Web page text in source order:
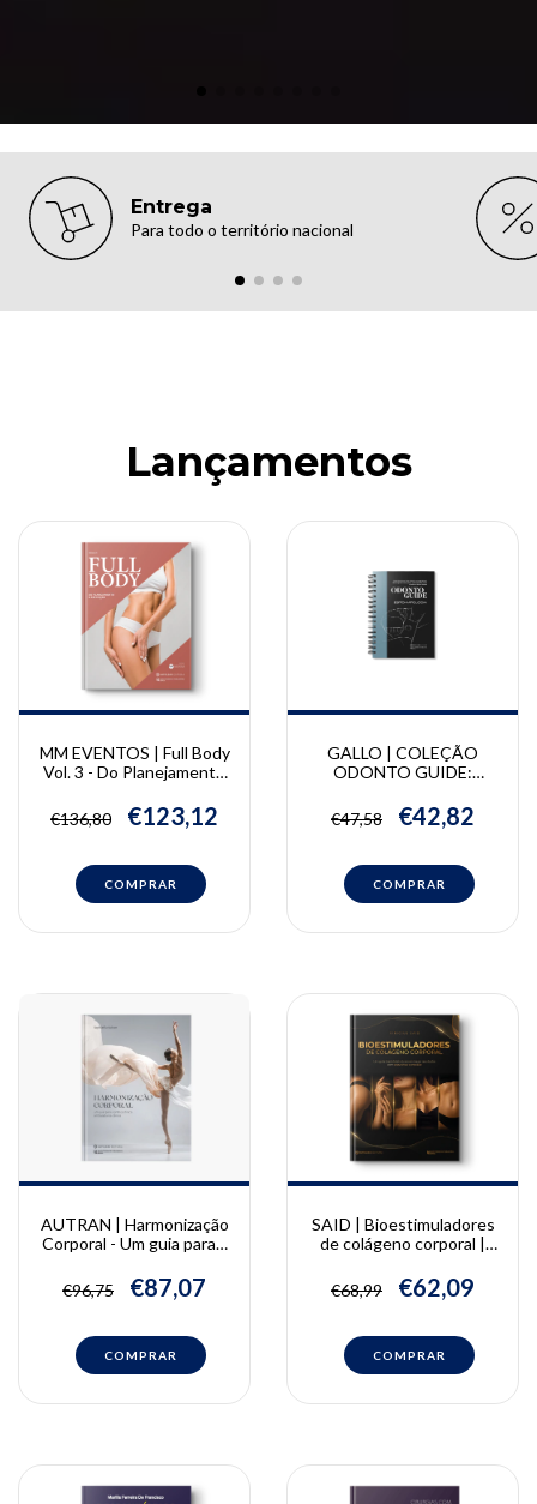
Entrega
Para todo o território nacional
Lançamentos
MM EVENTOS | Full Body
Vol. 3 - Do Planejamento
€136,80
€123,12
GALLO | COLEÇÃO
ODONTO GUIDE:
Gallo, Andréa Witzel,
Celso Lemos Júnior, Fábio
€47,58 €42,82
AUTRAN | Harmonização
Corporal - Um guia para a
na ciência | Raphaella
Autran
€96,75 €87,07
SAID | Bioestimuladores
de colágeno corporal |
€68,99
€62,09